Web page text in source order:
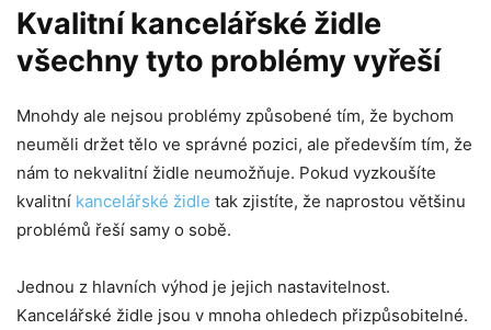
Kvalitní kancelářské židle
všechny tyto problémy vyřeší
Mnohdy ale nejsou problémy způsobené tím, že bychom
neuměli držet tělo ve správné pozici, ale především tím, že
nám to nekvalitní židle neumožňuje. Pokud vyzkoušíte
kvalitní kancelářské židle tak zjistíte, že naprostou většinu
problémů řeší samy o sobě.
Jednou z hlavních výhod je jejich nastavitelnost.
Kancelářské židle jsou v mnoha ohledech přizpůsobitelné.